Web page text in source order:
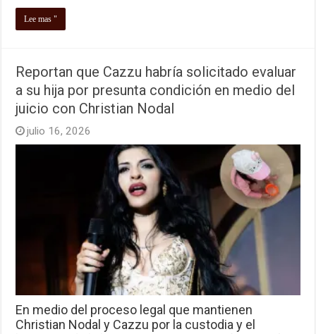
Lee mas "
Reportan que Cazzu habría solicitado evaluar
a su hija por presunta condición en medio del
juicio con Christian Nodal
julio 16, 2026
En medio del proceso legal que mantienen
Christian Nodal y Cazzu por la custodia y el